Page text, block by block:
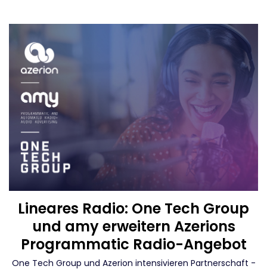
Lineares Radio: One Tech Group
und amy erweitern Azerions
Programmatic Radio-Angebot
One Tech Group und Azerion intensivieren Partnerschaft -